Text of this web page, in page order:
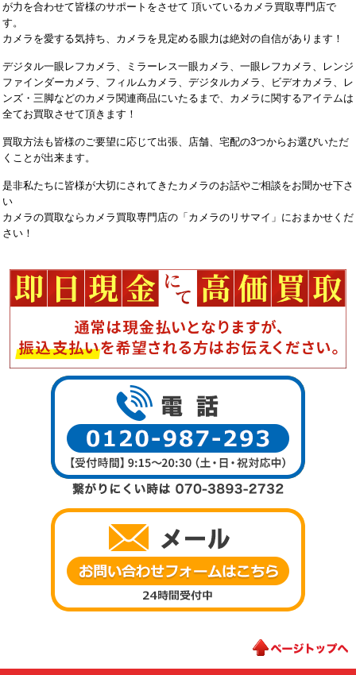
が力を合わせて皆様のサポートをさせて 頂いているカメラ買取専門店で
す。
カメラを愛する気持ち、カメラを見定める眼力は絶対の自信があります！
デジタル一眼レフカメラ、ミラーレス一眼カメラ、一眼レフカメラ、レンジ
ファインダーカメラ、フィルムカメラ、デジタルカメラ、ビデオカメラ、レ
ンズ・三脚などのカメラ関連商品にいたるまで、カメラに関するアイテムは
全てお買取させて頂きます！
買取方法も皆様のご要望に応じて出張、店舗、宅配の3つからお選びいただ
くことが出来ます。
是非私たちに皆様が大切にされてきたカメラのお話やご相談をお聞かせ下さ
い
カメラの買取ならカメラ買取専門店の「カメラのリサマイ」におまかせくだ
さい！